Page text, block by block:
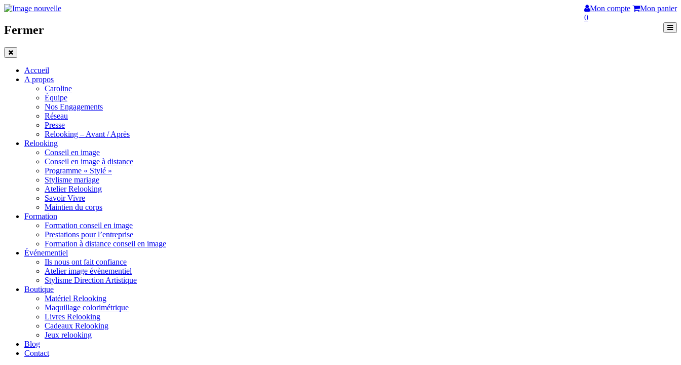
Mon compte
Mon panier
0
Fermer
Accueil
A propos
Caroline
Équipe
Nos Engagements
Réseau
Presse
Relooking – Avant / Après
Relooking
Conseil en image
Conseil en image à distance
Programme « Stylé »
Stylisme mariage
Atelier Relooking
Savoir Vivre
Maintien du corps
Formation
Formation conseil en image
Prestations pour l’entreprise
Formation à distance conseil en image
Événementiel
Ils nous ont fait confiance
Atelier image évènementiel
Stylisme Direction Artistique
Boutique
Matériel Relooking
Maquillage colorimétrique
Livres Relooking
Cadeaux Relooking
Jeux relooking
Blog
Contact